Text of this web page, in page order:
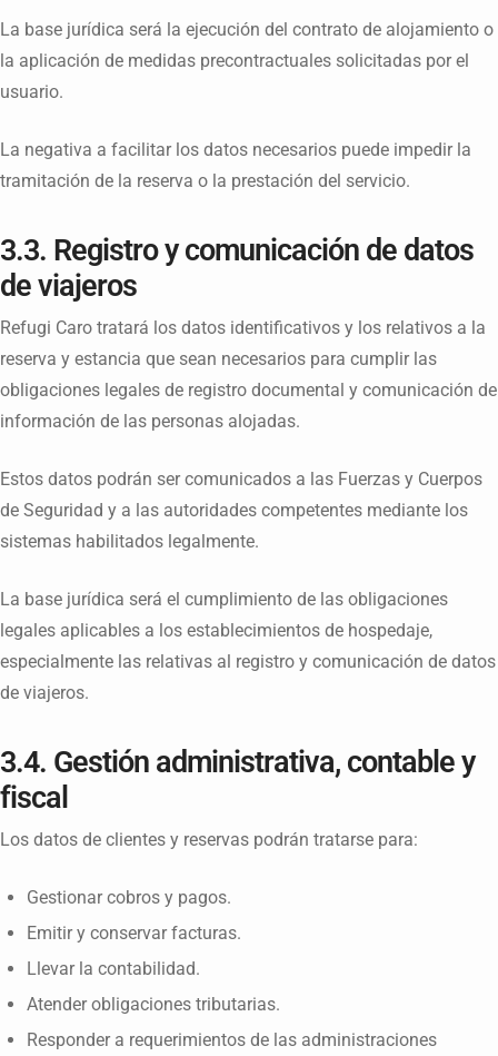
La base jurídica será la ejecución del contrato de alojamiento o
la aplicación de medidas precontractuales solicitadas por el
usuario.
La negativa a facilitar los datos necesarios puede impedir la
tramitación de la reserva o la prestación del servicio.
3.3. Registro y comunicación de datos
de viajeros
Refugi Caro tratará los datos identificativos y los relativos a la
reserva y estancia que sean necesarios para cumplir las
obligaciones legales de registro documental y comunicación de
información de las personas alojadas.
Estos datos podrán ser comunicados a las Fuerzas y Cuerpos
de Seguridad y a las autoridades competentes mediante los
sistemas habilitados legalmente.
La base jurídica será el cumplimiento de las obligaciones
legales aplicables a los establecimientos de hospedaje,
especialmente las relativas al registro y comunicación de datos
de viajeros.
3.4. Gestión administrativa, contable y
fiscal
Los datos de clientes y reservas podrán tratarse para:
Gestionar cobros y pagos.
Emitir y conservar facturas.
Llevar la contabilidad.
Atender obligaciones tributarias.
Responder a requerimientos de las administraciones